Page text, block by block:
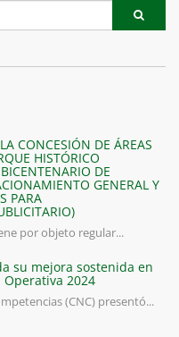
CONCESIÓN DE ÁREAS
HISTÓRICO
DE
GENERAL Y
PARA
por objeto regular...
su mejora sostenida en
2024
(CNC) presentó...